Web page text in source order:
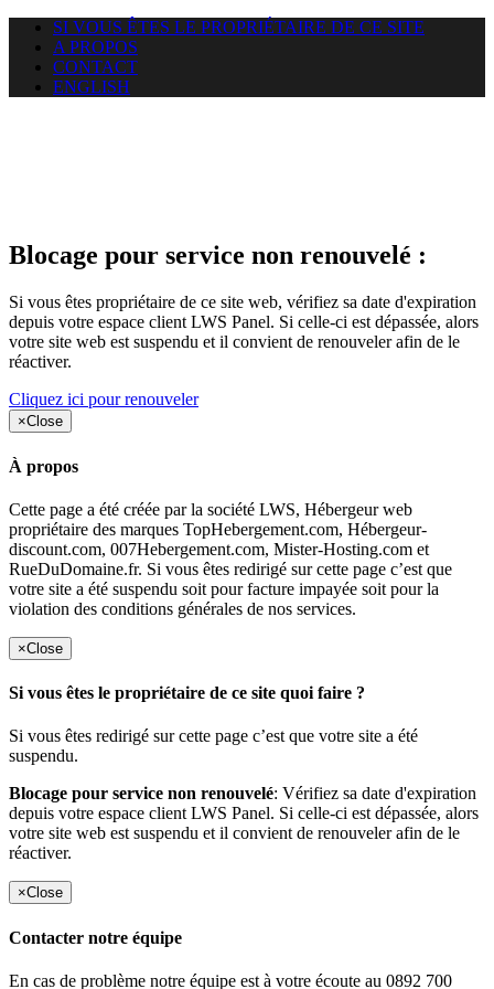
SI VOUS ÊTES LE PROPRIÉTAIRE DE CE SITE
A PROPOS
CONTACT
ENGLISH
Blocage pour service non renouvelé :
Si vous êtes propriétaire de ce site web, vérifiez sa date d'expiration
depuis votre espace client LWS Panel. Si celle-ci est dépassée, alors
votre site web est suspendu et il convient de renouveler afin de le
réactiver.
Cliquez ici pour renouveler
×Close
À propos
Cette page a été créée par la société LWS, Hébergeur web
propriétaire des marques TopHebergement.com, Hébergeur-
discount.com, 007Hebergement.com, Mister-Hosting.com et
RueDuDomaine.fr. Si vous êtes redirigé sur cette page c’est que
votre site a été suspendu soit pour facture impayée soit pour la
violation des conditions générales de nos services.
×Close
Si vous êtes le propriétaire de ce site quoi faire ?
Si vous êtes redirigé sur cette page c’est que votre site a été
suspendu.
Blocage pour service non renouvelé: Vérifiez sa date d'expiration
depuis votre espace client LWS Panel. Si celle-ci est dépassée, alors
votre site web est suspendu et il convient de renouveler afin de le
réactiver.
×Close
Contacter notre équipe
En cas de problème notre équipe est à votre écoute au 0892 700